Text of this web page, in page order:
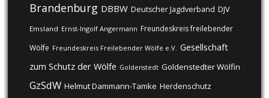
Brandenburg DBBW Deutscher Jagdverband DJV
Emsland Ernst-Ingolf Angermann Freundeskreis freilebender
Wölfe Freundeskreis Freilebender Wölfe e.V. Gesellschaft
zum Schutz der Wölfe Goldenstedt Goldenstedter Wölfin
GzSdW Helmut Dammann-Tamke Herdenschutz